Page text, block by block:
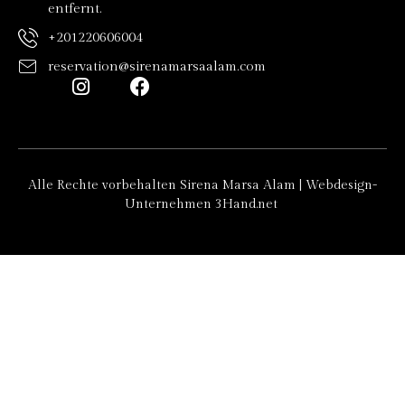
entfernt.
+201220606004
reservation@sirenamarsaalam.com
Alle Rechte vorbehalten Sirena Marsa Alam | Webdesign-
Unternehmen 3Hand.net